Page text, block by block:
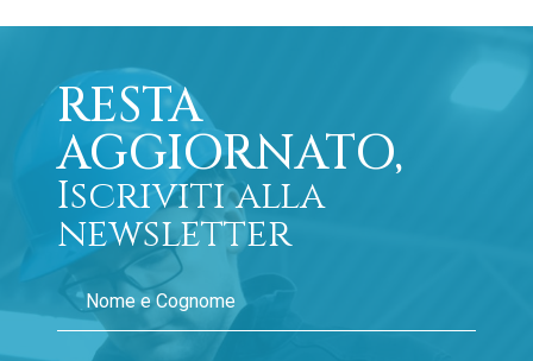
RESTA
AGGIORNATO,
Iscriviti alla
newsletter